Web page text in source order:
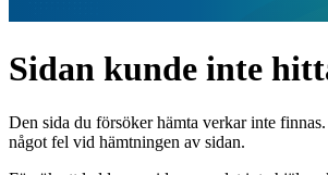
Sidan kunde inte
Den sida du försöker hämta verkar inte
något fel vid hämtningen av sidan.